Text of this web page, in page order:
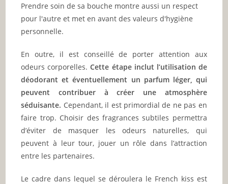
Prendre soin de sa bouche montre aussi un respect
pour l'autre et met en avant des valeurs d'hygiène
personnelle.
En outre, il est conseillé de porter attention aux
odeurs corporelles.Cette étape inclut l’utilisation de
déodorant et éventuellement un parfum léger, qui
peuvent contribuer à créer une atmosphère
séduisante. Cependant, il est primordial de ne pas en
faire trop. Choisir des fragrances subtiles permettra
d’éviter de masquer les odeurs naturelles, qui
peuvent à leur tour, jouer un rôle dans l’attraction
entre les partenaires.
Le cadre dans lequel se déroulera le French kiss est